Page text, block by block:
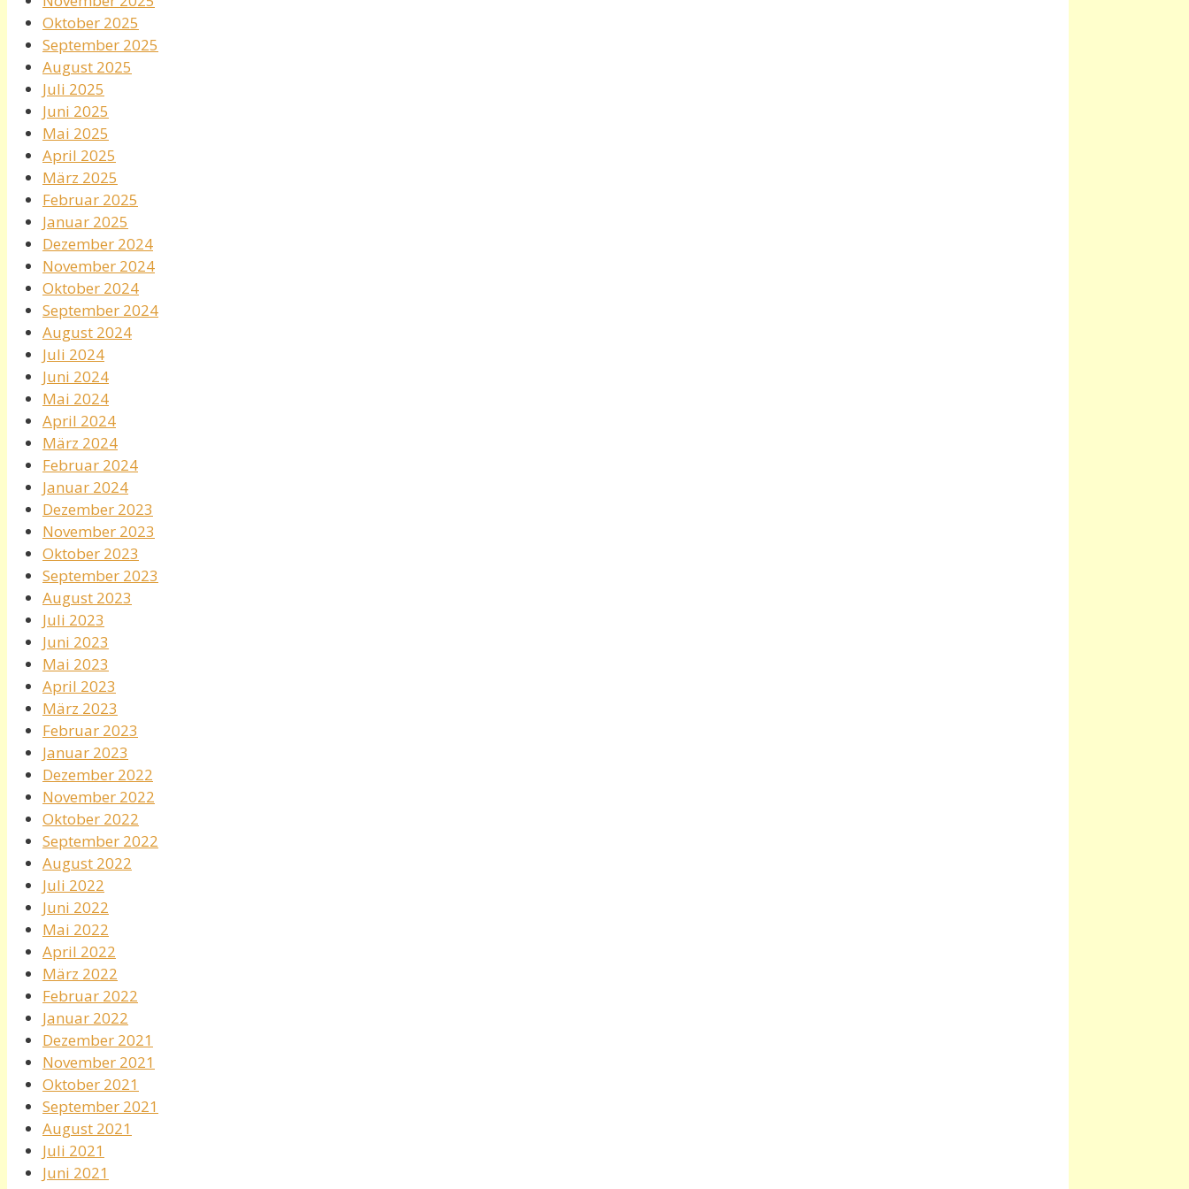
Oktober 2025
September 2025
August 2025
Juli 2025
Juni 2025
Mai 2025
April 2025
März 2025
Februar 2025
Januar 2025
Dezember 2024
November 2024
Oktober 2024
September 2024
August 2024
Juli 2024
Juni 2024
Mai 2024
April 2024
März 2024
Februar 2024
Januar 2024
Dezember 2023
November 2023
Oktober 2023
September 2023
August 2023
Juli 2023
Juni 2023
Mai 2023
April 2023
März 2023
Februar 2023
Januar 2023
Dezember 2022
November 2022
Oktober 2022
September 2022
August 2022
Juli 2022
Juni 2022
Mai 2022
April 2022
März 2022
Februar 2022
Januar 2022
Dezember 2021
November 2021
Oktober 2021
September 2021
August 2021
Juli 2021
Juni 2021